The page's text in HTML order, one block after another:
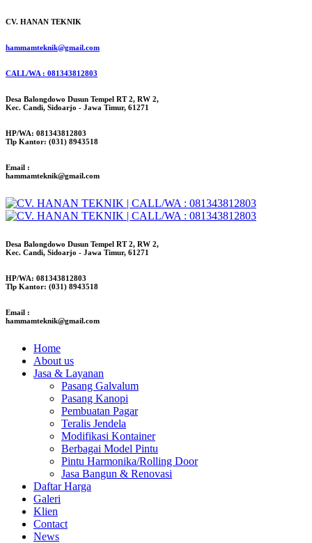
CV. HANAN TEKNIK
hammamteknik@gmail.com
CALL/WA : 081343812803
Desa Balongdowo Dusun Tempel RT 2, RW 2,
Kec. Candi, Sidoarjo - Jawa Timur, 61271
HP/WA: 081343812803
Tlp Kantor: (031) 8943518
Email :
hammamteknik@gmail.com
Desa Balongdowo Dusun Tempel RT 2, RW 2,
Kec. Candi, Sidoarjo - Jawa Timur, 61271
HP/WA: 081343812803
Tlp Kantor: (031) 8943518
Email :
hammamteknik@gmail.com
Home
About us
Jasa & Layanan
Pasang Galvalum
Pasang Kanopi
Pembuatan Pagar
Teralis Jendela
Modifikasi Kontainer
Berbagai Model Pintu
Pintu Harmonika/Rolling Door
Jasa Bangun & Renovasi
Daftar Harga
Galeri
Klien
Contact
News